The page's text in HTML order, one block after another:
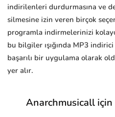
indirilenleri durdurmasına ve
silmesine izin veren birçok
programla indirmelerinizi
bu bilgiler ışığında MP3
başarılı bir uygulama olarak
yer alır.
Anarchmusicall